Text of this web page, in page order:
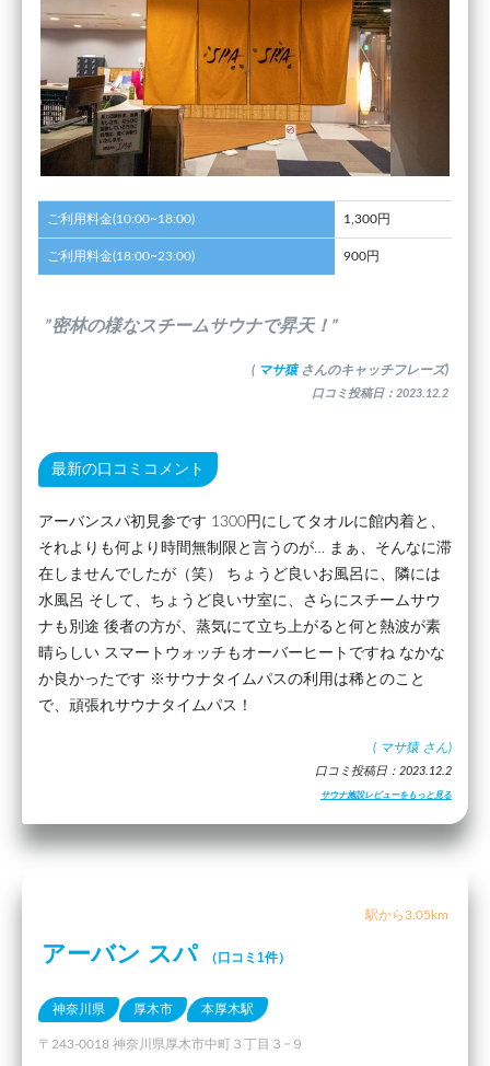
ご利用料金(10:00~18:00) 1,300円
ご利用料金(18:00~23:00) 900円
”密林の様なスチームサウナで昇天！”
( マサ猿 さんのキャッチフレーズ)
口コミ投稿日：2023.12.2
最新の口コミコメント
アーバンスパ初見参です 1300円にしてタオルに館内着と、
それよりも何より時間無制限と言うのが… まぁ、そんなに滞
在しませんでしたが（笑） ちょうど良いお風呂に、隣には
水風呂 そして、ちょうど良いサ室に、さらにスチームサウ
ナも別途 後者の方が、蒸気にて立ち上がると何と熱波が素
晴らしい スマートウォッチもオーバーヒートですね なかな
か良かったです ※サウナタイムパスの利用は稀とのこと
で、頑張れサウナタイムパス！
( マサ猿 さん)
口コミ投稿日：2023.12.2
サウナ施設レビューをもっと見る
駅から3.05km
アーバン スパ （口コミ1件）
神奈川県 厚木市 本厚木駅
〒243-0018 神奈川県厚木市中町３丁目３−９